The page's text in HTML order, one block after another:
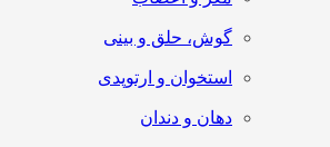
گوش، حلق و بینی
استخوان و ارتوپدی
دهان و دندان